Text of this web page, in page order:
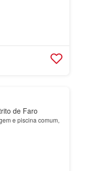
de Faro
e piscina comum,